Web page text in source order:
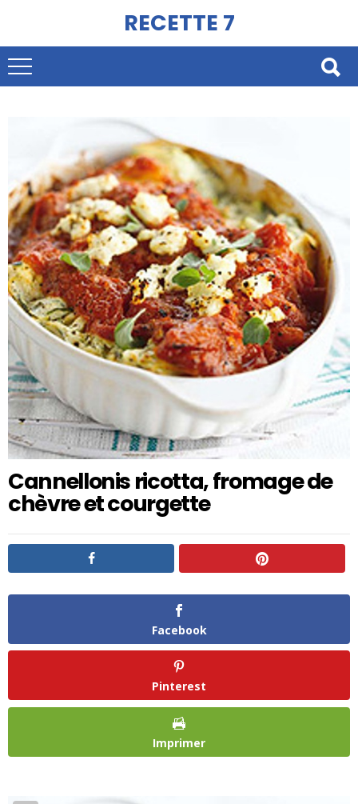
RECETTE 7
Cannellonis ricotta, fromage de
chèvre et courgette
Facebook
Pinterest
Imprimer